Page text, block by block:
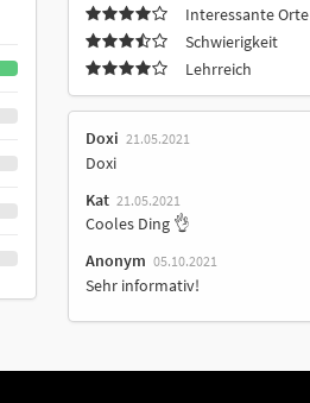
Interessante Orte
Schwierigkeit
Lehrreich
Doxi 21.05.2021
Doxi
Kat 21.05.2021
Cooles Ding 👌
Anonym 05.10.2021
Sehr informativ!